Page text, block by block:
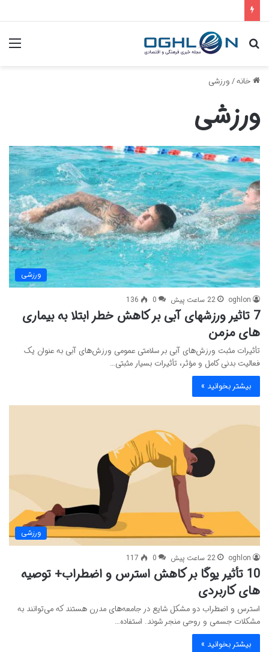
جستجو
خانه/ورزشی
ورزشی
ورزشی
oghlon 22 ساعت پیش 0
136
7 تاثیر ورزشهای آبی بر کاهش خطر ابتلا به بیماری
های مزمن
تأثیرات مثبت ورزش‌های آبی بر سلامتی عمومی ورزش‌های آبی به عنوان یک
فعالیت بدنی کامل و مؤثر، تأثیرات بسیار مثبتی…
بیشتر بخوانید »
ورزشی
oghlon 22 ساعت پیش 0
117
10 تأثیر یوگا بر کاهش استرس و اضطراب+ توصیه
های کاربردی
استرس و اضطراب دو مشکل شایع در جامعه‌های مدرن هستند که می‌توانند به
مشکلات جسمی و روحی منجر شوند. استفاده…
بیشتر بخوانید »